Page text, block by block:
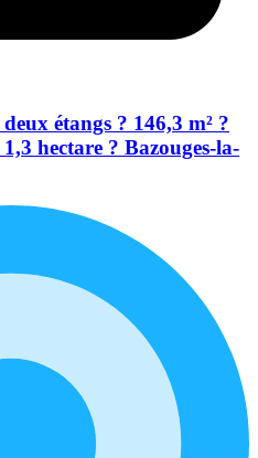
étangs ? 146,3 m² ?
hectare ? Bazouges-la-